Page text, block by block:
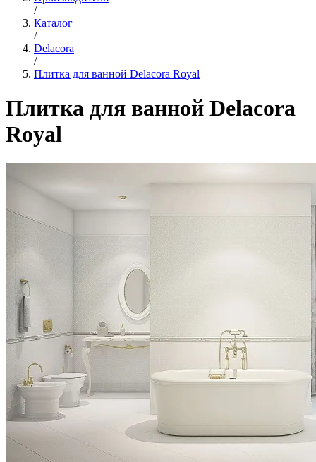
/
Каталог
/
Delacora
/
Плитка для ванной Delacora Royal
Плитка для ванной Delacora
Royal